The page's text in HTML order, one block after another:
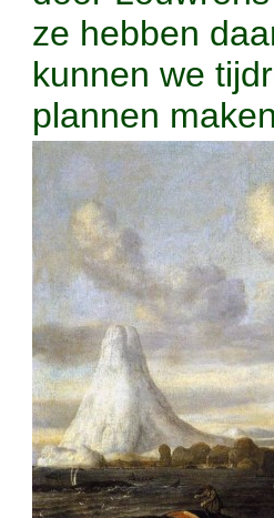
ze hebben
kunnen we
plannen